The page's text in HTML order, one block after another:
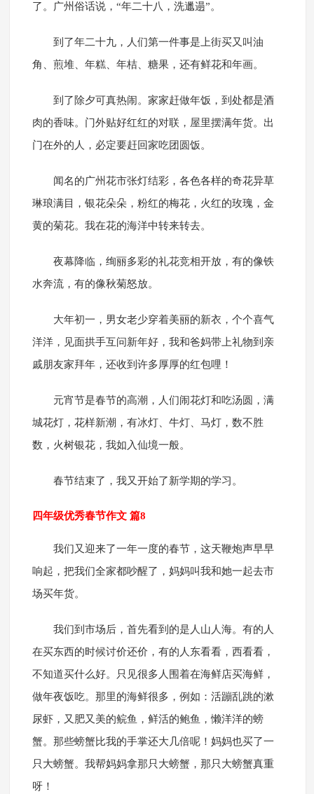
了。广州俗话说，“年二十八，洗邋遢”。
到了年二十九，人们第一件事是上街买又叫油
角、煎堆、年糕、年桔、糖果，还有鲜花和年画。
到了除夕可真热闹。家家赶做年饭，到处都是酒
肉的香味。门外贴好红红的对联，屋里摆满年货。出
门在外的人，必定要赶回家吃团圆饭。
闻名的广州花市张灯结彩，各色各样的奇花异草
琳琅满目，银花朵朵，粉红的梅花，火红的玫瑰，金
黄的菊花。我在花的海洋中转来转去。
夜幕降临，绚丽多彩的礼花竞相开放，有的像铁
水奔流，有的像秋菊怒放。
大年初一，男女老少穿着美丽的新衣，个个喜气
洋洋，见面拱手互问新年好，我和爸妈带上礼物到亲
戚朋友家拜年，还收到许多厚厚的红包哩！
元宵节是春节的高潮，人们闹花灯和吃汤圆，满
城花灯，花样新潮，有冰灯、牛灯、马灯，数不胜
数，火树银花，我如入仙境一般。
春节结束了，我又开始了新学期的学习。
四年级优秀春节作文 篇8
我们又迎来了一年一度的春节，这天鞭炮声早早
响起，把我们全家都吵醒了，妈妈叫我和她一起去市
场买年货。
我们到市场后，首先看到的是人山人海。有的人
在买东西的时候讨价还价，有的人东看看，西看看，
不知道买什么好。只见很多人围着在海鲜店买海鲜，
做年夜饭吃。那里的海鲜很多，例如：活蹦乱跳的漱
尿虾，又肥又美的鲩鱼，鲜活的鲍鱼，懒洋洋的螃
蟹。那些螃蟹比我的手掌还大几倍呢！妈妈也买了一
只大螃蟹。我帮妈妈拿那只大螃蟹，那只大螃蟹真重
呀！